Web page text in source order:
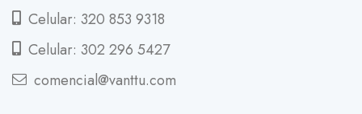
Celular: 320 853 9318
Celular: 302 296 5427
comencial@vanttu.com